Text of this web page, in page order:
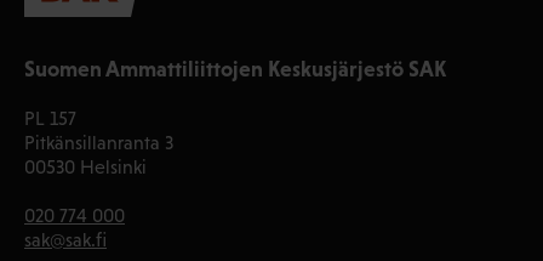
Suomen Ammattiliittojen Keskusjärjestö SAK
PL 157
Pitkänsillanranta 3
00530 Helsinki
020 774 000
sak@sak.fi